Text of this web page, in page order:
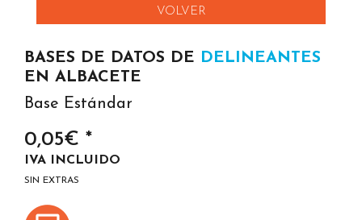
VOLVER
BASES DE DATOS DE DELINEANTES
EN ALBACETE
Base Estándar
0,05€ *
IVA INCLUIDO
SIN EXTRAS